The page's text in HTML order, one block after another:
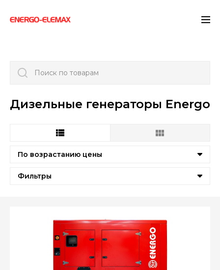
Поиск по товарам
Дизельные генераторы Energo
По возрастанию цены
Фильтры